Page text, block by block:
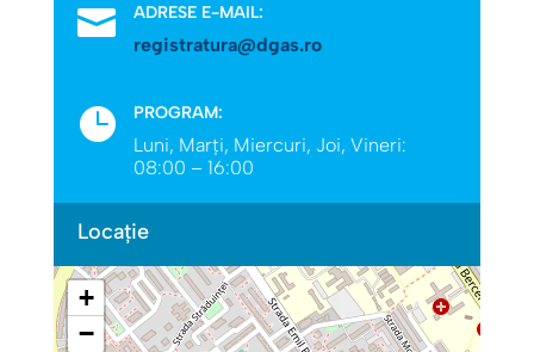
 ADRESE E-MAIL:
registratura@dgas.ro
 PROGRAM:
Luni, Marţi, Miercuri, Joi, Vineri:
08:00 – 16:00
Locație
+
−